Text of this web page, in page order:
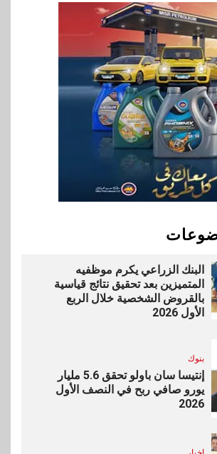
في سوق تحويلات المصريين
بالخارج
اخبار
بيان توضيحي صادر عن شركة
ناتجاس
سوق وصلة
vivo تشعل المنافسة في مصر
مع إطلاق Y500 المزود ببطارية
البنك الزراعي يكرم موظفيه
المتميزين بعد تحقيق نتائج قياسية
بالقروض الشخصية خلال الربع
الأول 2026
بنوك
إنتيسا سان باولو تحقق 5.6 مليار
يورو صافي ربح في النصف الأول
2026